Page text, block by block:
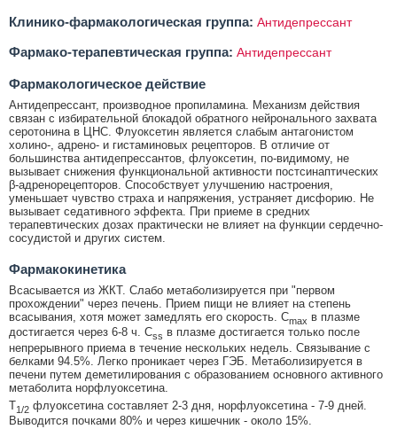
Клинико-фармакологическая группа: Антидепрессант
Фармако-терапевтическая группа: Антидепрессант
Фармакологическое действие
Антидепрессант, производное пропиламина. Механизм действия
связан с избирательной блокадой обратного нейронального захвата
серотонина в ЦНС. Флуоксетин является слабым антагонистом
холино-, адрено- и гистаминовых рецепторов. В отличие от
большинства антидепрессантов, флуоксетин, по-видимому, не
вызывает снижения функциональной активности постсинаптических
β-адренорецепторов. Способствует улучшению настроения,
уменьшает чувство страха и напряжения, устраняет дисфорию. Не
вызывает седативного эффекта. При приеме в средних
терапевтических дозах практически не влияет на функции сердечно-
сосудистой и других систем.
Фармакокинетика
Всасывается из ЖКТ. Слабо метаболизируется при "первом
прохождении" через печень. Прием пищи не влияет на степень
всасывания, хотя может замедлять его скорость. Cmax в плазме
достигается через 6-8 ч. Css в плазме достигается только после
непрерывного приема в течение нескольких недель. Связывание с
белками 94.5%. Легко проникает через ГЭБ. Метаболизируется в
печени путем деметилирования с образованием основного активного
метаболита норфлуоксетина.
T1/2 флуоксетина составляет 2-3 дня, норфлуоксетина - 7-9 дней.
Выводится почками 80% и через кишечник - около 15%.